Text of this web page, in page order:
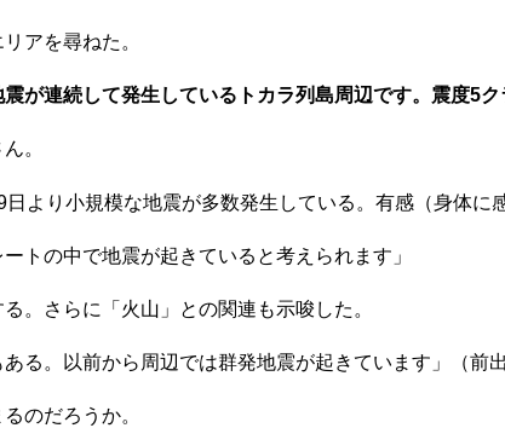
アを尋ねた。
が連続して発生しているトカラ列島周辺です。震度5
。
より小規模な地震が多数発生している。有感（身体に
トの中で地震が起きていると考えられます」
。さらに「火山」との関連も示唆した。
る。以前から周辺では群発地震が起きています」（前
のだろうか。